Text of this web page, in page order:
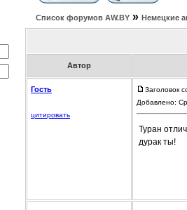
Список форумов АW.BY » Немецкие
Автор
Гость
цитировать
Заголовок
Добавлено:
Туран
дурак ты!